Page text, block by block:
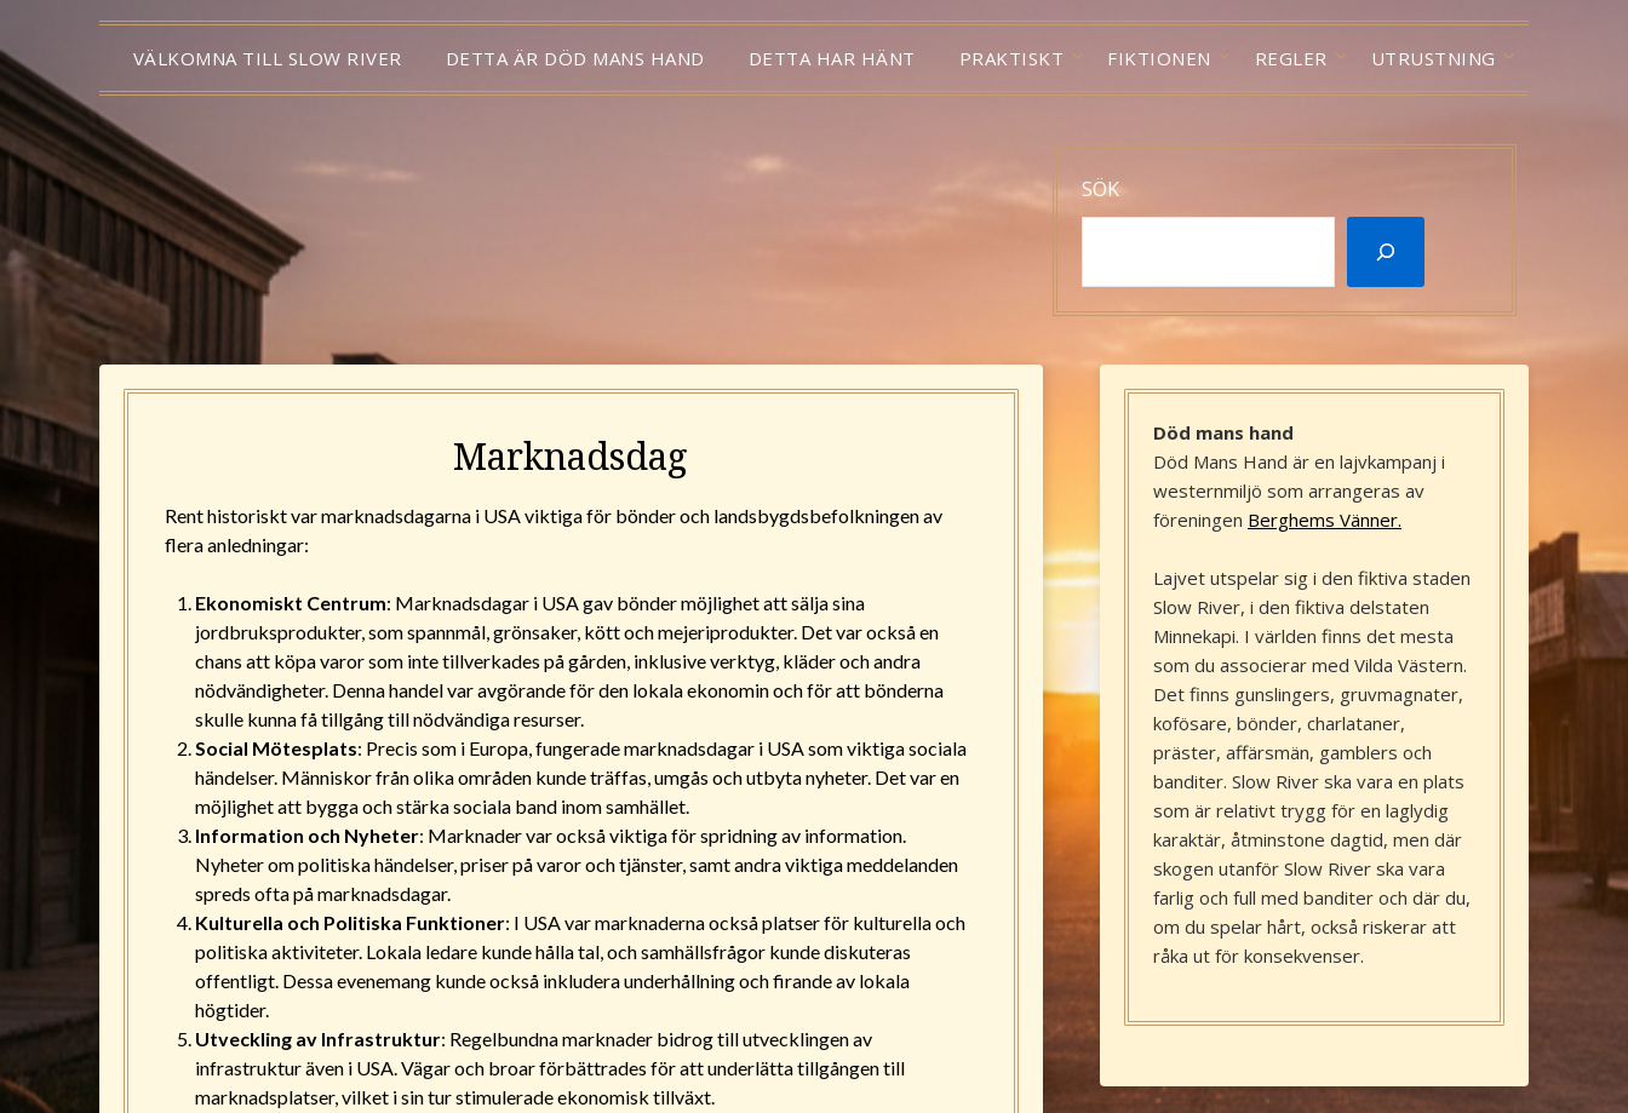
VÄLKOMNA TILL SLOW RIVER DETTA ÄR DÖD MANS HAND DETTA HAR HÄNT PRAKTISKT FIKTIONEN REGLER UTRUSTNING
SÖK
Marknadsdag
Rent historiskt var marknadsdagarna i USA viktiga för bönder och landsbygdsbefolkningen av
flera anledningar:
Ekonomiskt Centrum: Marknadsdagar i USA gav bönder möjlighet att sälja sina
jordbruksprodukter, som spannmål, grönsaker, kött och mejeriprodukter. Det var också en
chans att köpa varor som inte tillverkades på gården, inklusive verktyg, kläder och andra
nödvändigheter. Denna handel var avgörande för den lokala ekonomin och för att bönderna
skulle kunna få tillgång till nödvändiga resurser.
Social Mötesplats: Precis som i Europa, fungerade marknadsdagar i USA som viktiga sociala
händelser. Människor från olika områden kunde träffas, umgås och utbyta nyheter. Det var en
möjlighet att bygga och stärka sociala band inom samhället.
Information och Nyheter: Marknader var också viktiga för spridning av information.
Nyheter om politiska händelser, priser på varor och tjänster, samt andra viktiga meddelanden
spreds ofta på marknadsdagar.
Kulturella och Politiska Funktioner: I USA var marknaderna också platser för kulturella och
politiska aktiviteter. Lokala ledare kunde hålla tal, och samhällsfrågor kunde diskuteras
offentligt. Dessa evenemang kunde också inkludera underhållning och firande av lokala
högtider.
Utveckling av Infrastruktur: Regelbundna marknader bidrog till utvecklingen av
infrastruktur även i USA. Vägar och broar förbättrades för att underlätta tillgången till
marknadsplatser, vilket i sin tur stimulerade ekonomisk tillväxt.
Död mans hand
Död Mans Hand är en lajvkampanj i
westernmiljö som arrangeras av
föreningen Berghems Vänner.
Lajvet utspelar sig i den fiktiva staden
Slow River, i den fiktiva delstaten
Minnekapi. I världen finns det mesta
som du associerar med Vilda Västern.
Det finns gunslingers, gruvmagnater,
kofösare, bönder, charlataner,
präster, affärsmän, gamblers och
banditer. Slow River ska vara en plats
som är relativt trygg för en laglydig
karaktär, åtminstone dagtid, men där
skogen utanför Slow River ska vara
farlig och full med banditer och där du,
om du spelar hårt, också riskerar att
råka ut för konsekvenser.